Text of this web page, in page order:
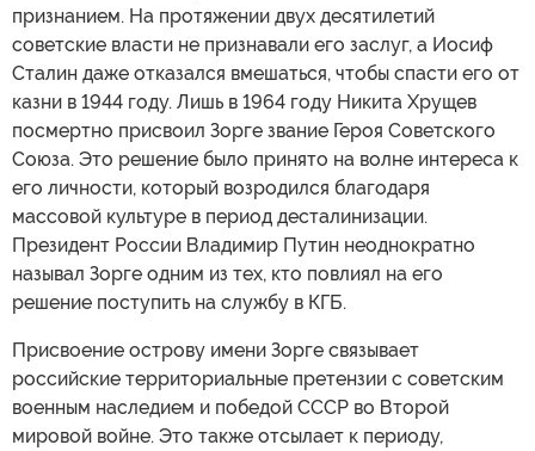
признанием. На протяжении двух десятилетий
советские власти не признавали его заслуг, а Иосиф
Сталин даже отказался вмешаться, чтобы спасти его от
казни в 1944 году. Лишь в 1964 году Никита Хрущев
посмертно присвоил Зорге звание Героя Советского
Союза. Это решение было принято на волне интереса к
его личности, который возродился благодаря
массовой культуре в период десталинизации.
Президент России Владимир Путин неоднократно
называл Зорге одним из тех, кто повлиял на его
решение поступить на службу в КГБ.
Присвоение острову имени Зорге связывает
российские территориальные претензии с советским
военным наследием и победой СССР во Второй
мировой войне. Это также отсылает к периоду,